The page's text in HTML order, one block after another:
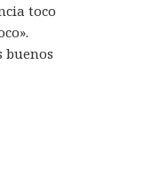
toco
buenos